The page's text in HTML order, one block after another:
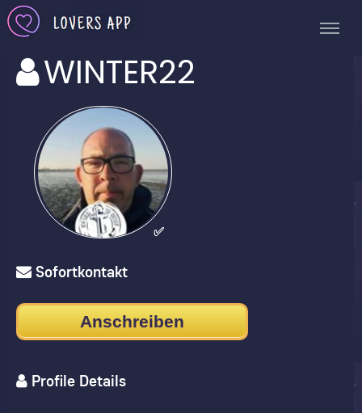
WINTER22
✅
Sofortkontakt
Anschreiben
Profile Details